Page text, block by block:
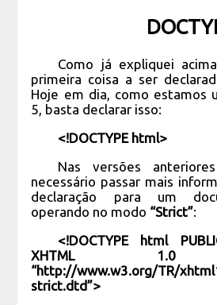
Como já expliquei
primeira coisa a ser
Hoje em dia, como estamos
5, basta declarar isso:
<!DOCTYPE html>
Nas versões
necessário passar mais
declaração para um
operando no modo “Strict”:
<!DOCTYPE html
XHTML 1.0
“http://www.w3.org/TR/
strict.dtd”>